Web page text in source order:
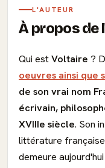
L'AUTEUR
À propos de
Qui estVoltaire ?
oeuvres ainsi que
de son vrai nom
écrivain,
XVIIIe siècle. Son
littérature
demeure